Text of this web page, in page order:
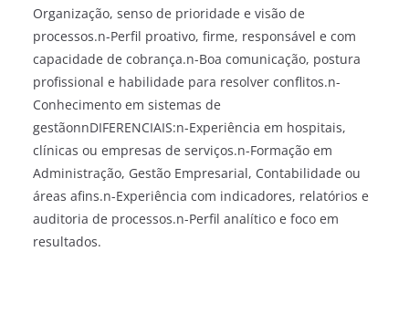
Organização, senso de prioridade e visão de
processos.n-Perfil proativo, firme, responsável e com
capacidade de cobrança.n-Boa comunicação, postura
profissional e habilidade para resolver conflitos.n-
Conhecimento em sistemas de
gestãonnDIFERENCIAIS:n-Experiência em hospitais,
clínicas ou empresas de serviços.n-Formação em
Administração, Gestão Empresarial, Contabilidade ou
áreas afins.n-Experiência com indicadores, relatórios e
auditoria de processos.n-Perfil analítico e foco em
resultados.